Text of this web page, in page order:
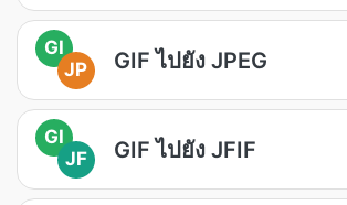
GI
JP
GIF ไปยัง JPEG
GI
JF
GIF ไปยัง JFIF